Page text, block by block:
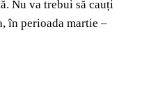
Nu va trebui să cauți
în perioada martie –